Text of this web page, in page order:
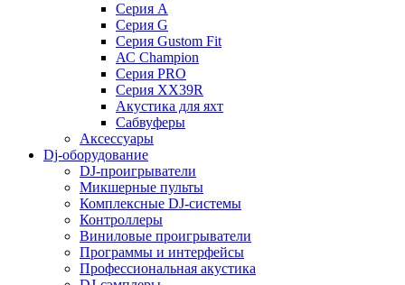
Cерия A
Cерия G
Cерия Gustom Fit
АС Champion
Cерия PRO
Cерия XX39R
Акустика для яхт
Сабвуферы
Аксессуары
Dj-оборудование
DJ-проигрыватели
Микшерные пульты
Комплексные DJ-системы
Контроллеры
Виниловые проигрыватели
Программы и интерфейсы
Профессиональная акустика